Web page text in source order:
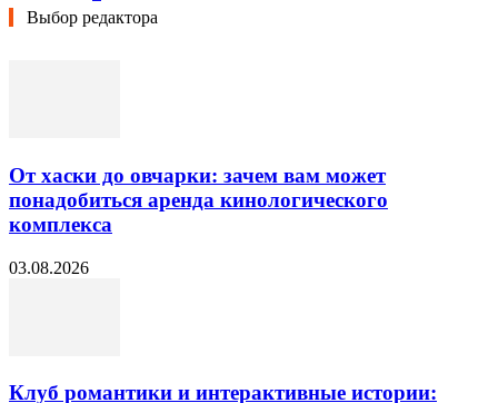
Выбор редактора
От хаски до овчарки: зачем вам может
понадобиться аренда кинологического
комплекса
03.08.2026
Клуб романтики и интерактивные истории: